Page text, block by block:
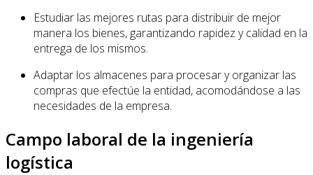
Estudiar las mejores rutas para distribuir de mejor
manera los bienes, garantizando rapidez y calidad en la
entrega de los mismos.
Adaptar los almacenes para procesar y organizar las
compras que efectúe la entidad, acomodándose a las
necesidades de la empresa.
Campo laboral de la ingeniería
logística